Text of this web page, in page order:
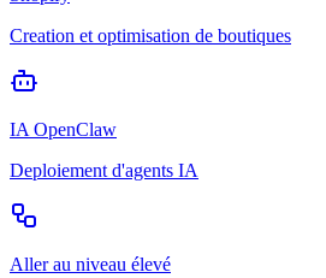
Creation et optimisation de boutiques
IA OpenClaw
Deploiement d'agents IA
Aller au niveau élevé